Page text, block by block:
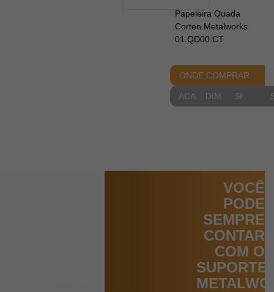
Papeleira Quada
Corten Metalworks
01.QD00.CT
ONDE COMPRAR
ACABAMENTOS
DIMENSIONAIS
VOCÊ
PODE
SEMPRE
CONTAR
COM O
SUPORTE